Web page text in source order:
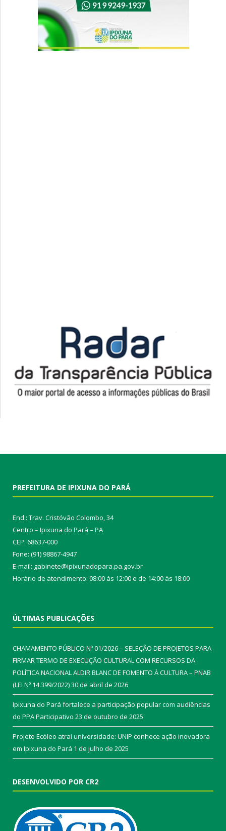
PREFEITURA DE IPIXUNA DO PARÁ
End.: Trav. Cristóvão Colombo, 34
Centro – Ipixuna do Pará – PA
CEP: 68637-000
Fone: (91) 98867-4947
E-mail: gabinete@ipixunadopara.pa.gov.br
Horário de atendimento: 08:00 às 12:00 e de 14:00 às 18:00
ÚLTIMAS PUBLICAÇÕES
CHAMAMENTO PÚBLICO Nº 01/2026 – SELEÇÃO DE PROJETOS PARA
FIRMAR TERMO DE EXECUÇÃO CULTURAL COM RECURSOS DA
POLÍTICA NACIONAL ALDIR BLANC DE FOMENTO À CULTURA – PNAB
(LEI Nº 14.399/2022)30 de abril de 2026
Ipixuna do Pará fortalece a participação popular com audiências
do PPA Participativo 23 de outubro de 2025
Projeto Ecóleo atrai universidade: UNIP conhece ação inovadora
em Ipixuna do Pará 1 de julho de 2025
DESENVOLVIDO POR CR2